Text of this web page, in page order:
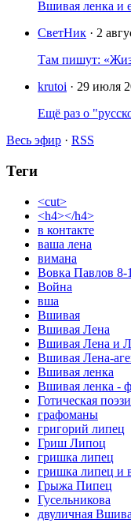
Вшивая ленка и
СветНик · 2
Там пишут:
krutoi · 29 июля
Ещё раз о
Весь эфир · RSS
Теги
<cut>
<h4></h4>
в контакте
ваша лена
вимана
Вовка Павлов 8-
Война
вша
Вшивая
Вшивая Лена
Вшивая Лена и
Вшивая Лена-
Вшивая ленка
Вшивая ленка -
Готическая
графоманы
григорий липец
Гриш Липоц
гришка липец
гришка липец и
Грыжа Пипец
Гусельникова
двуличная